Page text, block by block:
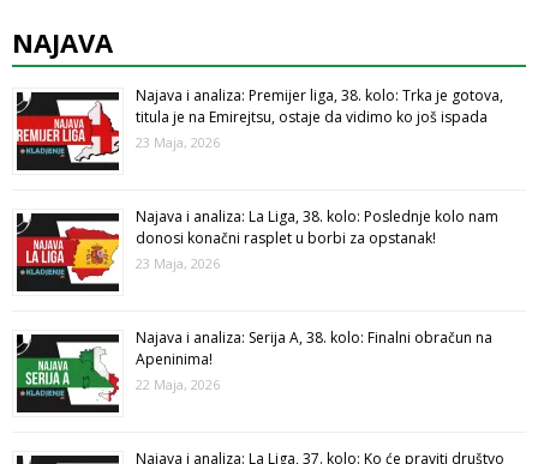
NAJAVA
Najava i analiza: Premijer liga, 38. kolo: Trka je gotova,
titula je na Emirejtsu, ostaje da vidimo ko još ispada
23 Maja, 2026
Najava i analiza: La Liga, 38. kolo: Poslednje kolo nam
donosi konačni rasplet u borbi za opstanak!
23 Maja, 2026
Najava i analiza: Serija A, 38. kolo: Finalni obračun na
Apeninima!
22 Maja, 2026
Najava i analiza: La Liga, 37. kolo: Ko će praviti društvo